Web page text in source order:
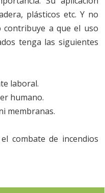
plásticos etc. Y no
contribuye a que el uso
tenga las siguientes
laboral.
humano.
membranas.
combate de incendios